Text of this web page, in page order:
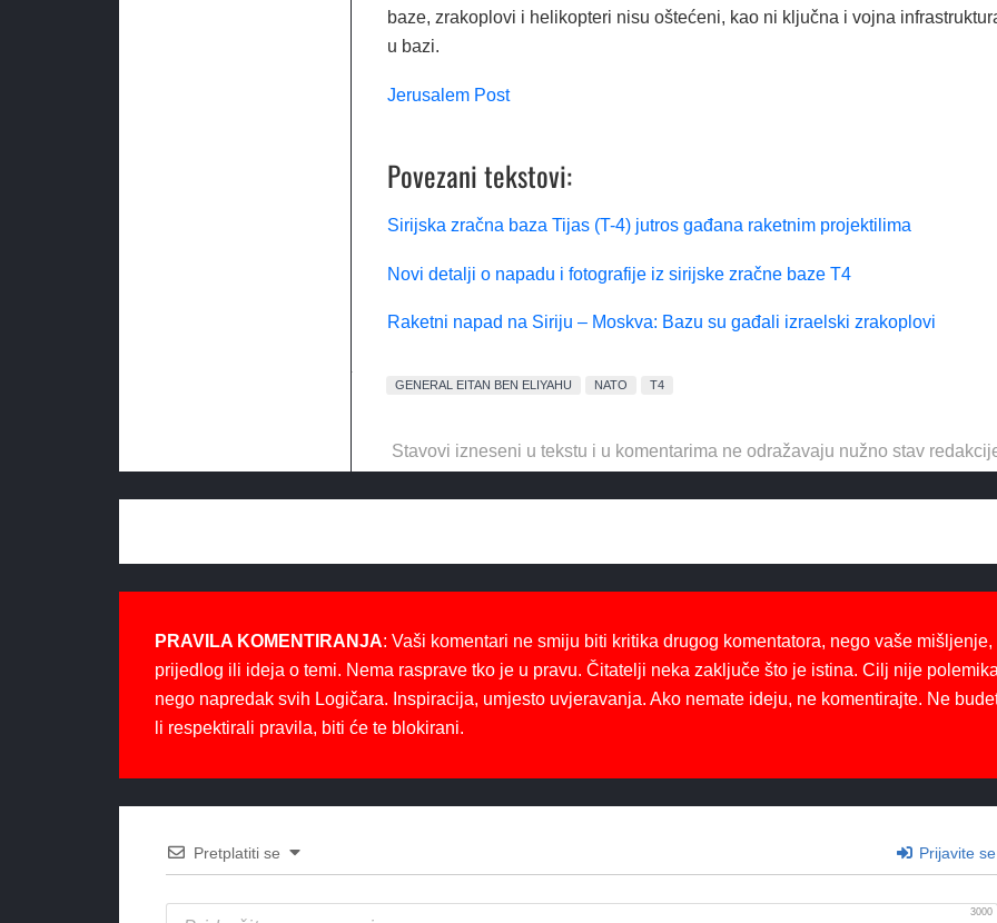
baze, zrakoplovi i helikopteri nisu oštećeni, kao ni ključna i vojna
u bazi.
Jerusalem Post
Povezani tekstovi:
Sirijska zračna baza Tijas (T-4) jutros gađana raketnim projektilima
Novi detalji o napadu i fotografije iz sirijske zračne baze T4
Raketni napad na Siriju – Moskva: Bazu su gađali izraelski zrakoplovi
GENERAL EITAN BEN ELIYAHU NATO T4
Stavovi izneseni u tekstu i u komentarima ne odražavaju nužno stav
PRAVILA KOMENTIRANJA: Vaši komentari ne smiju biti kritika drugog komentatora, nego vaše mišljenje,
prijedlog ili ideja o temi. Nema rasprave tko je u pravu. Čitatelji neka zaključe što je istina. Cilj nije
nego napredak svih Logičara. Inspiracija, umjesto uvjeravanja. Ako nemate ideju, ne komentirajte. Ne
li respektirali pravila, biti će te blokirani.
Pretplatiti se Prijavite se
3000